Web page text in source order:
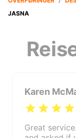
JASNA
Karen
Great